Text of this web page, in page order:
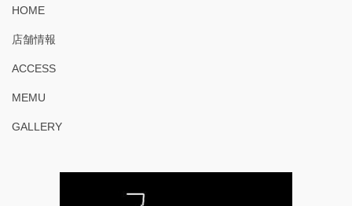
HOME
店舗情報
ACCESS
MEMU
GALLERY